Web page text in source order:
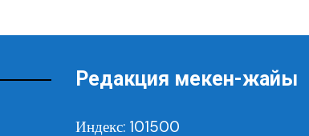
Редакция мекен-жайы
Индекс: 101500